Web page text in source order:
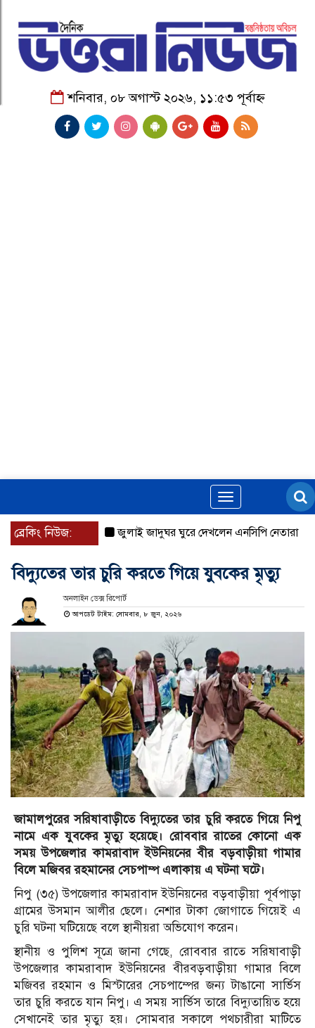
শনিবার, ০৮ অগাস্ট ২০২৬, ১১:৫৩ পূর্বাহ্ন
Toggle
navigation
ব্রেকিং নিউজ: জুলাই জাদুঘর ঘুরে দেখলেন এনসিপি নেতারা
বিদ্যুতের তার চুরি করতে গিয়ে যুবকের মৃত্যু
অনলাইন ডেক্স রিপোর্ট
আপডেট টাইম: সোমবার, ৮ জুন, ২০২৬
জামালপুরের সরিষাবাড়ীতে বিদ্যুতের তার চুরি করতে গিয়ে নিপু
নামে এক যুবকের মৃত্যু হয়েছে। রোববার রাতের কোনো এক
সময় উপজেলার কামরাবাদ ইউনিয়নের বীর বড়বাড়ীয়া গামার
বিলে মজিবর রহমানের সেচপাম্প এলাকায় এ ঘটনা ঘটে।
নিপু (৩৫) উপজেলার কামরাবাদ ইউনিয়নের বড়বাড়ীয়া পূর্বপাড়া
গ্রামের উসমান আলীর ছেলে। নেশার টাকা জোগাতে গিয়েই এ
চুরি ঘটনা ঘটিয়েছে বলে স্থানীয়রা অভিযোগ করেন।
স্থানীয় ও পুলিশ সূত্রে জানা গেছে, রোববার রাতে সরিষাবাড়ী
উপজেলার কামরাবাদ ইউনিয়নের বীরবড়বাড়ীয়া গামার বিলে
মজিবর রহমান ও মিস্টারের সেচপাম্পের জন্য টাঙানো সার্ভিস
তার চুরি করতে যান নিপু। এ সময় সার্ভিস তারে বিদ্যুতায়িত হয়ে
সেখানেই তার মৃত্যু হয়। সোমবার সকালে পথচারীরা মাটিতে